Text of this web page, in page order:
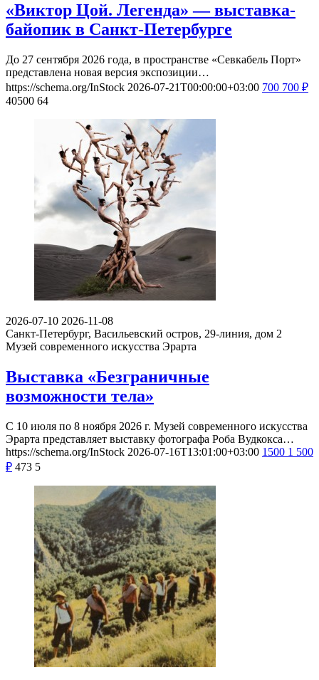
«Виктор Цой. Легенда» — выставка-
байопик в Санкт-Петербурге
До 27 сентября 2026 года, в пространстве «Севкабель Порт»
представлена новая версия экспозиции…
https://schema.org/InStock 2026-07-21T00:00:00+03:00 700 700 ₽
40500 64
2026-07-10 2026-11-08
Санкт-Петербург, Васильевский остров, 29-линия, дом 2
Музей современного искусства Эрарта
Выставка «Безграничные
возможности тела»
С 10 июля по 8 ноября 2026 г. Музей современного искусства
Эрарта представляет выставку фотографа Роба Вудкокса…
https://schema.org/InStock 2026-07-16T13:01:00+03:00 1500 1 500
₽ 473 5